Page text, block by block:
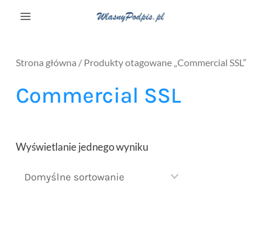
Strona główna / Produkty otagowane „Commercial SSL”
Commercial SSL
Wyświetlanie jednego wyniku